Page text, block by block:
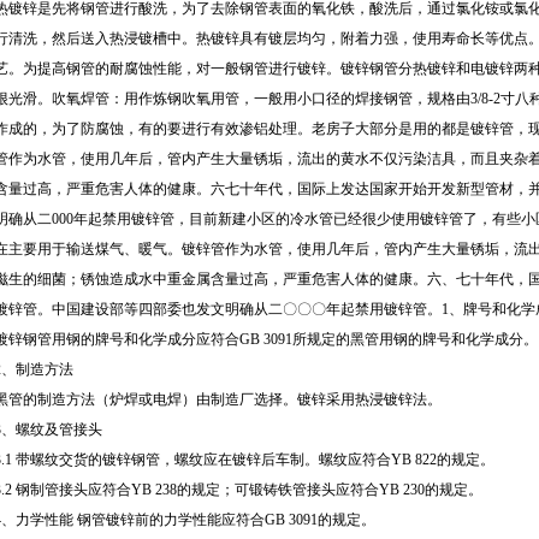
镀锌是先将钢管进行酸洗，为了去除钢管表面的氧化铁，酸洗后，通过氯化铵或氯
清洗，然后送入热浸镀槽中。热镀锌具有镀层均匀，附着力强，使用寿命长等优点
。为提高钢管的耐腐蚀性能，对一般钢管进行镀锌。镀锌钢管分热镀锌和电镀锌两
光滑。吹氧焊管：用作炼钢吹氧用管，一般用小口径的焊接钢管，规格由3/8-2寸八
成的，为了防腐蚀，有的要进行有效渗铝处理。老房子大部分是用的都是镀锌管，
作为水管，使用几年后，管内产生大量锈垢，流出的黄水不仅污染洁具，而且夹杂
量过高，严重危害人体的健康。六七十年代，国际上发达国家开始开发新型管材，
确从二000年起禁用镀锌管，目前新建小区的冷水管已经很少使用镀锌管了，有些
主要用于输送煤气、暖气。镀锌管作为水管，使用几年后，管内产生大量锈垢，流
生的细菌；锈蚀造成水中重金属含量过高，严重危害人体的健康。六、七十年代，
锌管。中国建设部等四部委也发文明确从二〇〇〇年起禁用镀锌管。1、牌号和化学
锌钢管用钢的牌号和化学成分应符合GB 3091所规定的黑管用钢的牌号和化学成分。
制造方法
管的制造方法（炉焊或电焊）由制造厂选择。镀锌采用热浸镀锌法。
螺纹及管接头
带螺纹交货的镀锌钢管，螺纹应在镀锌后车制。螺纹应符合YB 822的规定。
钢制管接头应符合YB 238的规定；可锻铸铁管接头应符合YB 230的规定。
力学性能 钢管镀锌前的力学性能应符合GB 3091的规定。